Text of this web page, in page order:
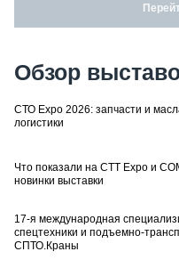
Обзор
СТО Expo 2026: запчасти и
логистики
Что показали на CTT Expo и
новинки выставки
17-я международная
спецтехники и подъемно-
СПТО.Краны